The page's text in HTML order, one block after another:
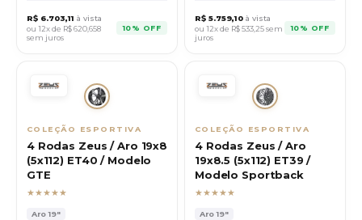
R$ 6.703,11 à vista
ou 12x de R$620,658
sem juros
10% OFF
R$ 5.759,10 à vista
ou 12x de R$533,25sem
juros
10% OFF
COLEÇÃO ESPORTIVA
4 Rodas Zeus / Aro 19x8
(5x112) ET40 / Modelo
GTE
★★★★★
Aro19"
COLEÇÃO ESPORTIVA
4 Rodas Zeus / Aro
19x8.5 (5x112) ET39 /
Modelo Sportback
★★★★★
Aro19"